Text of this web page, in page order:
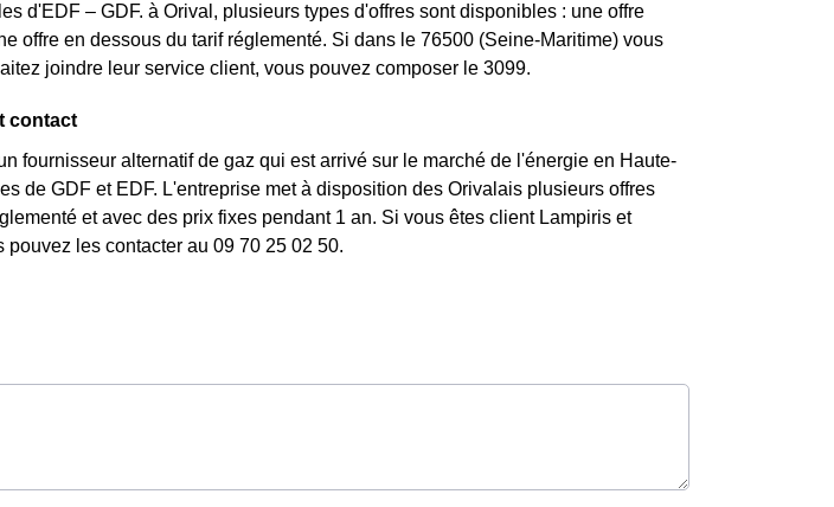
d'EDF – GDF. à Orival, plusieurs types d'offres sont disponibles : une offre
offre en dessous du tarif réglementé. Si dans le 76500 (Seine-Maritime) vous
joindre leur service client, vous pouvez composer le 3099.
contact
fournisseur alternatif de gaz qui est arrivé sur le marché de l'énergie en Haute-
de GDF et EDF. L'entreprise met à disposition des Orivalais plusieurs offres
et avec des prix fixes pendant 1 an. Si vous êtes client Lampiris et
les contacter au 09 70 25 02 50.